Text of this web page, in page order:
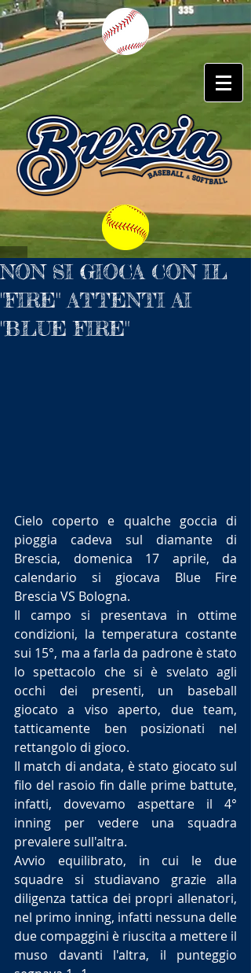
NON SI GIOCA CON IL
"FIRE" ATTENTI AI
"BLUE FIRE"
Cielo coperto e qualche goccia di
pioggia cadeva sul diamante di
Brescia, domenica 17 aprile, da
calendario si giocava Blue Fire
Brescia VS Bologna.
Il campo si presentava in ottime
condizioni, la temperatura costante
sui 15°, ma a farla da padrone è stato
lo spettacolo che si è svelato agli
occhi dei presenti, un baseball
giocato a viso aperto, due team,
tatticamente ben posizionati nel
rettangolo di gioco.
Il match di andata, è stato giocato sul
filo del rasoio fin dalle prime battute,
infatti, dovevamo aspettare il 4°
inning per vedere una squadra
prevalere sull'altra.
Avvio equilibrato, in cui le due
squadre si studiavano grazie alla
diligenza tattica dei propri allenatori,
nel primo inning, infatti nessuna delle
due compaggini è riuscita a mettere il
muso davanti l'altra, il punteggio